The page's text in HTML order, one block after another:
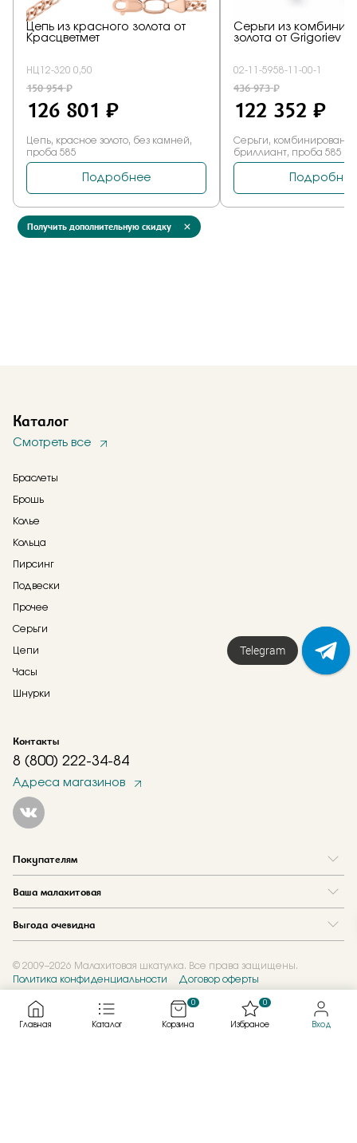
Каталог
Смотреть все
Браслеты
Брошь
Колье
Кольца
Пирсинг
Подвески
Прочее
Серьги
Цепи
Часы
Шнурки
Контакты
8 (800) 222-34-84
Адреса магазинов
Покупателям
Ваша малахитовая
Где купить
Новости
Журнал
Выгода очевидна
Акции
Обмен и скупка
Подарочные сертификаты
© 2009–2026 Малахитовая шкатулка. Все права защищены.
Политика конфиденциальности
Договор оферты
Главная Каталог Корзина
0
Избраное
0
Вход
Получить дополнительную скидку
Telegram